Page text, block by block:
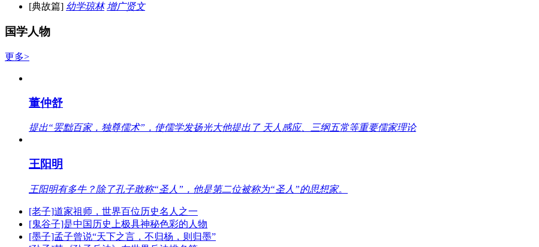
[典故篇] 幼学琼林 增广贤文
国学人物
更多>
董仲舒
提出“罢黜百家，独尊儒术”，使儒学发扬光大他提出了 天人感应、三纲五常等重要儒家理论
王阳明
王阳明有多牛？除了孔子敢称“圣人”，他是第二位被称为“圣人”的思想家。
[老子]道家祖师，世界百位历史名人之一
[鬼谷子]是中国历史上极具神秘色彩的人物
[墨子]孟子曾说“天下之言，不归杨，则归墨”